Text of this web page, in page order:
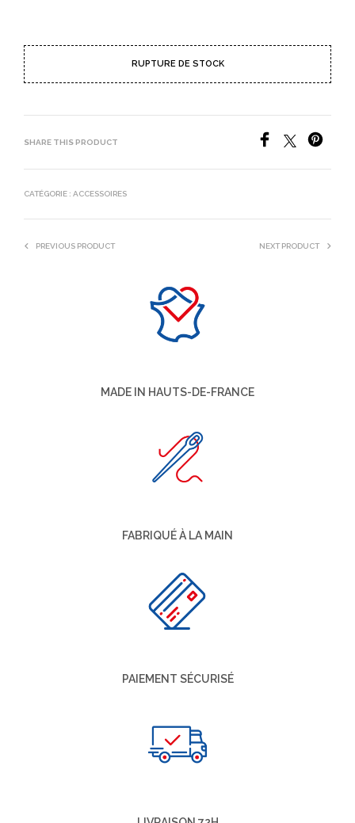
RUPTURE DE STOCK
SHARE THIS PRODUCT
CATÉGORIE : ACCESSOIRES
PREVIOUS PRODUCT NEXT PRODUCT
MADE IN HAUTS-DE-FRANCE
FABRIQUÉ À LA MAIN
PAIEMENT SÉCURISÉ